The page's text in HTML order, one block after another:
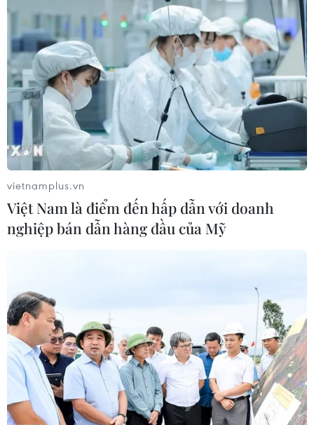
vietnamplus.vn
Việt Nam là điểm đến hấp dẫn với doanh
nghiệp bán dẫn hàng đầu của Mỹ